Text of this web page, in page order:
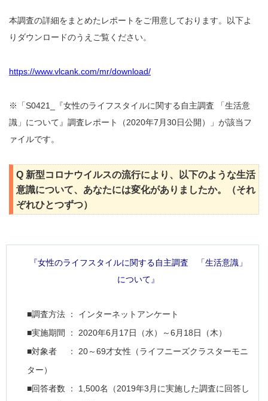
本調査の詳細をまとめたレポートをご用意しております。以下よ
りダウンロードのうえご覧ください。
https://www.vlcank.com/mr/download/
※「S0421_『女性のライフスタイルに関する自主調査 「生活意
識」について』調査レポート（2020年7月30日公開）」が該当フ
ァイルです。
Q 新型コロナウイルスの流行により、以下のような生活
意識について、あなたには変化がありましたか。（それ
ぞれひとつずつ）
『女性のライフスタイルに関する自主調査 「生活意識」
について』
■調査方法 ： インターネットアンケート
■実施期間 ： 2020年6月17日（水）～6月18日（木）
■対象者 ： 20～69才女性（ライフニーズクラスターモニ
ター）
■回答者数 ： 1,500名（2019年3月に実施した調査に回答し